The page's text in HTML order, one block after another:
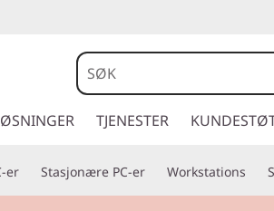
TJENESTER
er Stasjonære PC-er Workstations